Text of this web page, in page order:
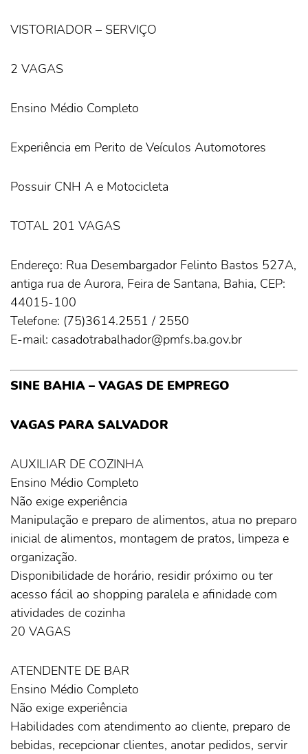
VISTORIADOR – SERVIÇO
2 VAGAS
Ensino Médio Completo
Experiência em Perito de Veículos Automotores
Possuir CNH A e Motocicleta
TOTAL 201 VAGAS
Endereço: Rua Desembargador Felinto Bastos 527A,
antiga rua de Aurora, Feira de Santana, Bahia, CEP:
44015-100
Telefone: (75)3614.2551 / 2550
E-mail: casadotrabalhador@pmfs.ba.gov.br
SINE BAHIA – VAGAS DE EMPREGO
VAGAS PARA SALVADOR
AUXILIAR DE COZINHA
Ensino Médio Completo
Não exige experiência
Manipulação e preparo de alimentos, atua no preparo
inicial de alimentos, montagem de pratos, limpeza e
organização.
Disponibilidade de horário, residir próximo ou ter
acesso fácil ao shopping paralela e afinidade com
atividades de cozinha
20 VAGAS
ATENDENTE DE BAR
Ensino Médio Completo
Não exige experiência
Habilidades com atendimento ao cliente, preparo de
bebidas, recepcionar clientes, anotar pedidos, servir